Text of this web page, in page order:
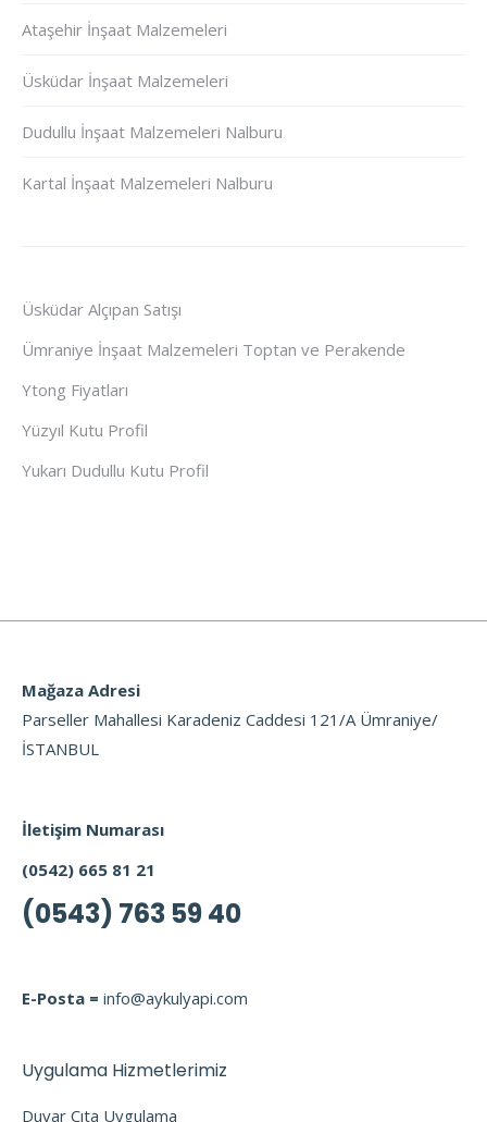
Ataşehir İnşaat Malzemeleri
Üsküdar İnşaat Malzemeleri
Dudullu İnşaat Malzemeleri Nalburu
Kartal İnşaat Malzemeleri Nalburu
Üsküdar Alçıpan Satışı
Ümraniye İnşaat Malzemeleri Toptan ve Perakende
Ytong Fiyatları
Yüzyıl Kutu Profil
Yukarı Dudullu Kutu Profil
Mağaza Adresi
Parseller Mahallesi Karadeniz Caddesi 121/A Ümraniye/
İSTANBUL
İletişim Numarası
(0542) 665 81 21
(0543) 763 59 40
E-Posta = info@aykulyapi.com
Uygulama Hizmetlerimiz
Duvar Çıta Uygulama